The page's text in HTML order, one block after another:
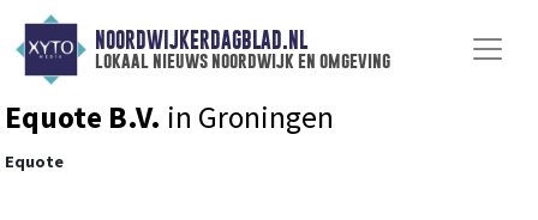
NOORDWIJKERDAGBLAD.NL
lokaal nieuws noordwijk en omgeving
Equote B.V. in Groningen
Equote